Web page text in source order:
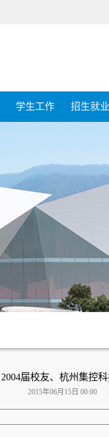
学生工作 招生就业
2004届校友、杭州集控
2015年06月15日 00:00